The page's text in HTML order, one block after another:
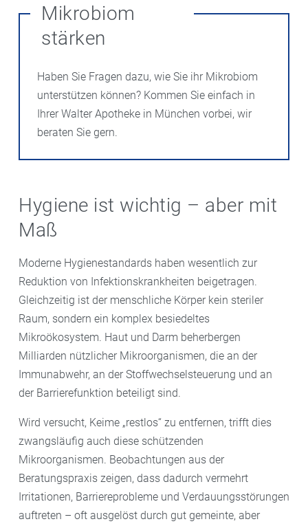
Mikrobiom
stärken
Haben Sie Fragen dazu, wie Sie ihr Mikrobiom
unterstützen können? Kommen Sie einfach in
Ihrer Walter Apotheke in München vorbei, wir
beraten Sie gern.
Hygiene ist wichtig – aber mit
Maß
Moderne Hygienestandards haben wesentlich zur
Reduktion von Infektionskrankheiten beigetragen.
Gleichzeitig ist der menschliche Körper kein steriler
Raum, sondern ein komplex besiedeltes
Mikroökosystem. Haut und Darm beherbergen
Milliarden nützlicher Mikroorganismen, die an der
Immunabwehr, an der Stoffwechselsteuerung und an
der Barrierefunktion beteiligt sind.
Wird versucht, Keime „restlos“ zu entfernen, trifft dies
zwangsläufig auch diese schützenden
Mikroorganismen. Beobachtungen aus der
Beratungspraxis zeigen, dass dadurch vermehrt
Irritationen, Barriereprobleme und Verdauungsstörungen
auftreten – oft ausgelöst durch gut gemeinte, aber